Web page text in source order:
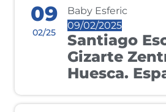
09
02/25
Baby Esferic
09/02/2025
Santiago
Gizarte
Huesca.